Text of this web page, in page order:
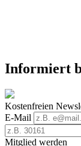
Informiert
Kostenfreien
E-Mail
Mitglied werden